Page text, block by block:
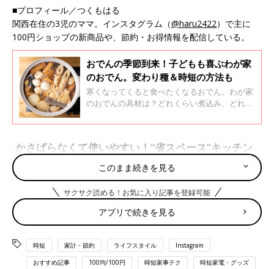
■プロフィール／つくもはる
関西在住の3児のママ。インスタグラム（@haru2422）で主に
100円ショップの新商品や、節約・お得情報を配信している。
おでんの季節到来！子どもも喜ぶわが家
のおでん。変わり種＆時短の方法も
寒くなってくると食べたくなるおでん。わが家
のおでんの具材は？どれくらい煮込み、どれく
メンズパーク」のママたちの声とともに、料理
ツと、ぜひ、試してほしいオススメ具材を教え
かさばらなくて使いやすい！“省スペース”キッチン
グッズ
こんにちは、100円ショップマニアのつくもはるです。
今回は100円ショップ「ダイソー」で取り扱いのあるおすすめの
ね。
このまま続きを見る
サクサク読める！お気に入り記事を登録可能
アプリで続きを見る
時短 家計・節約 ライフスタイル Instagram
おすすめ記事 100均/100円 時短家事テク 時短家電・グッズ